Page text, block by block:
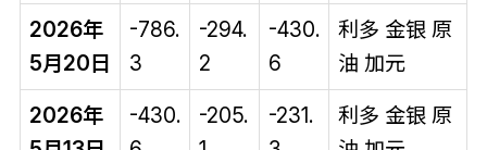
2026年
5月20日
-786.
3
-294.
2
-430.
6
利多 金银 原
油 加元
2026年
-430.
-205.
-231.
利多 金银 原